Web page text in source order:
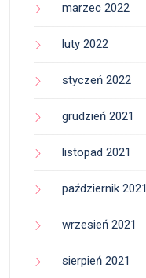
marzec 2022
luty 2022
styczeń 2022
grudzień 2021
listopad 2021
październik 2021
wrzesień 2021
sierpień 2021